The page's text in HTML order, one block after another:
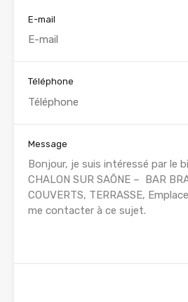
E-mail
Téléphone
Message